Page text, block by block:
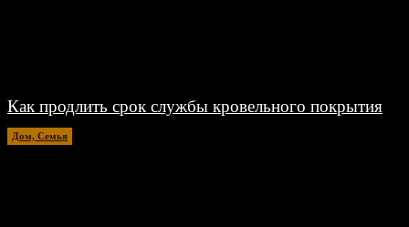
Как продлить срок службы кровельного покрытия
Дом, Семья